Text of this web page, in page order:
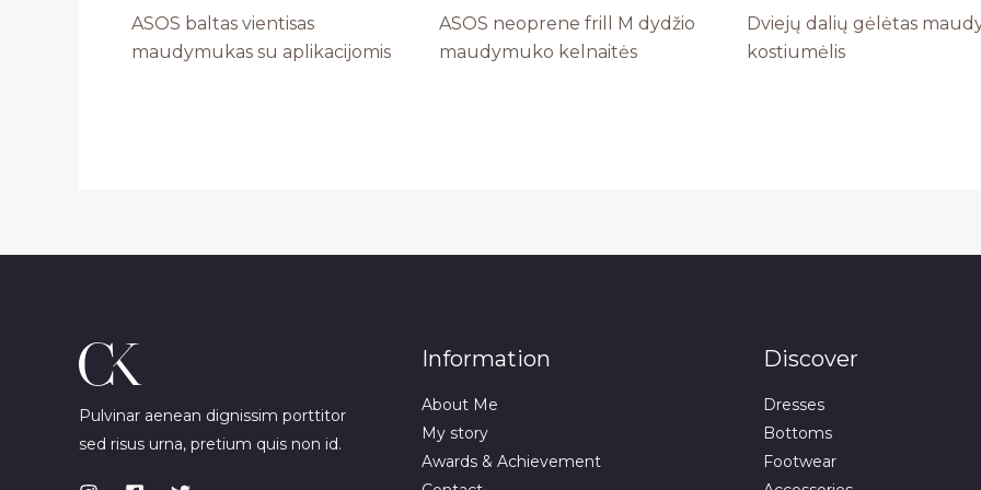
ASOS baltas vientisas
maudymukas su aplikacijomis
ASOS neoprene frill M dydžio
maudymuko kelnaitės
Dviejų dalių gėlėtas
kostiumėlis
Pulvinar aenean dignissim porttitor
sed risus urna, pretium quis non id.
Information
About Me
My story
Awards & Achievement
Discover
Dresses
Bottoms
Footwear